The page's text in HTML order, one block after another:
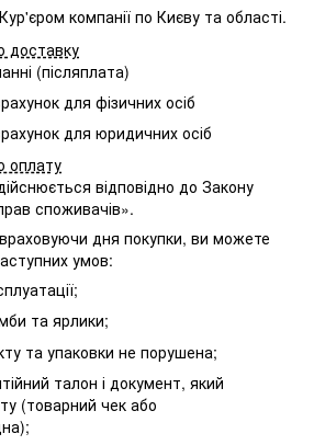
Кур'єром компанії по Києву та області.
доставку
(післяплата)
для фізичних осіб
для юридичних осіб
оплату
відповідно до Закону
споживачів».
дня покупки, ви можете
умов:
та ярлики;
та упаковки не порушена;
талон і документ, який
(товарний чек або